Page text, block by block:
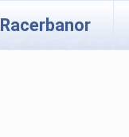
Racerbanor